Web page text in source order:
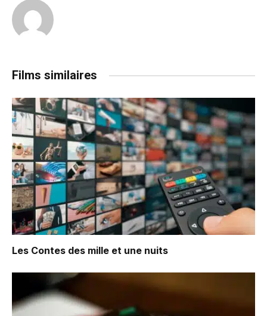
Films similaires
Les Contes des mille et une nuits